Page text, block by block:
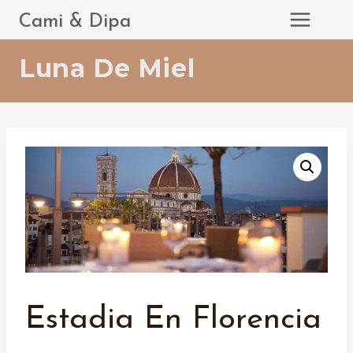
Saltar
Cami & Dipa
Luna De Miel
Estadia En Florencia